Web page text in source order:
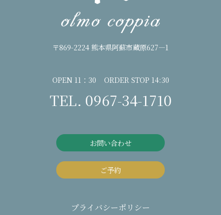
〒869-2224 熊本県阿蘇市蔵原627―1
OPEN 11：30 ORDER STOP 14:30
TEL. 0967-34-1710
お問い合わせ
ご予約
プライバシーポリシー